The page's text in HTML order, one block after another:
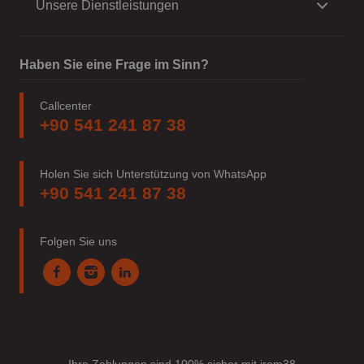
Unsere Dienstleistungen
Haben Sie eine Frage im Sinn?
Callcenter
+90 541 241 87 38
Holen Sie sich Unterstützung von WhatsApp
+90 541 241 87 38
Folgen Sie uns